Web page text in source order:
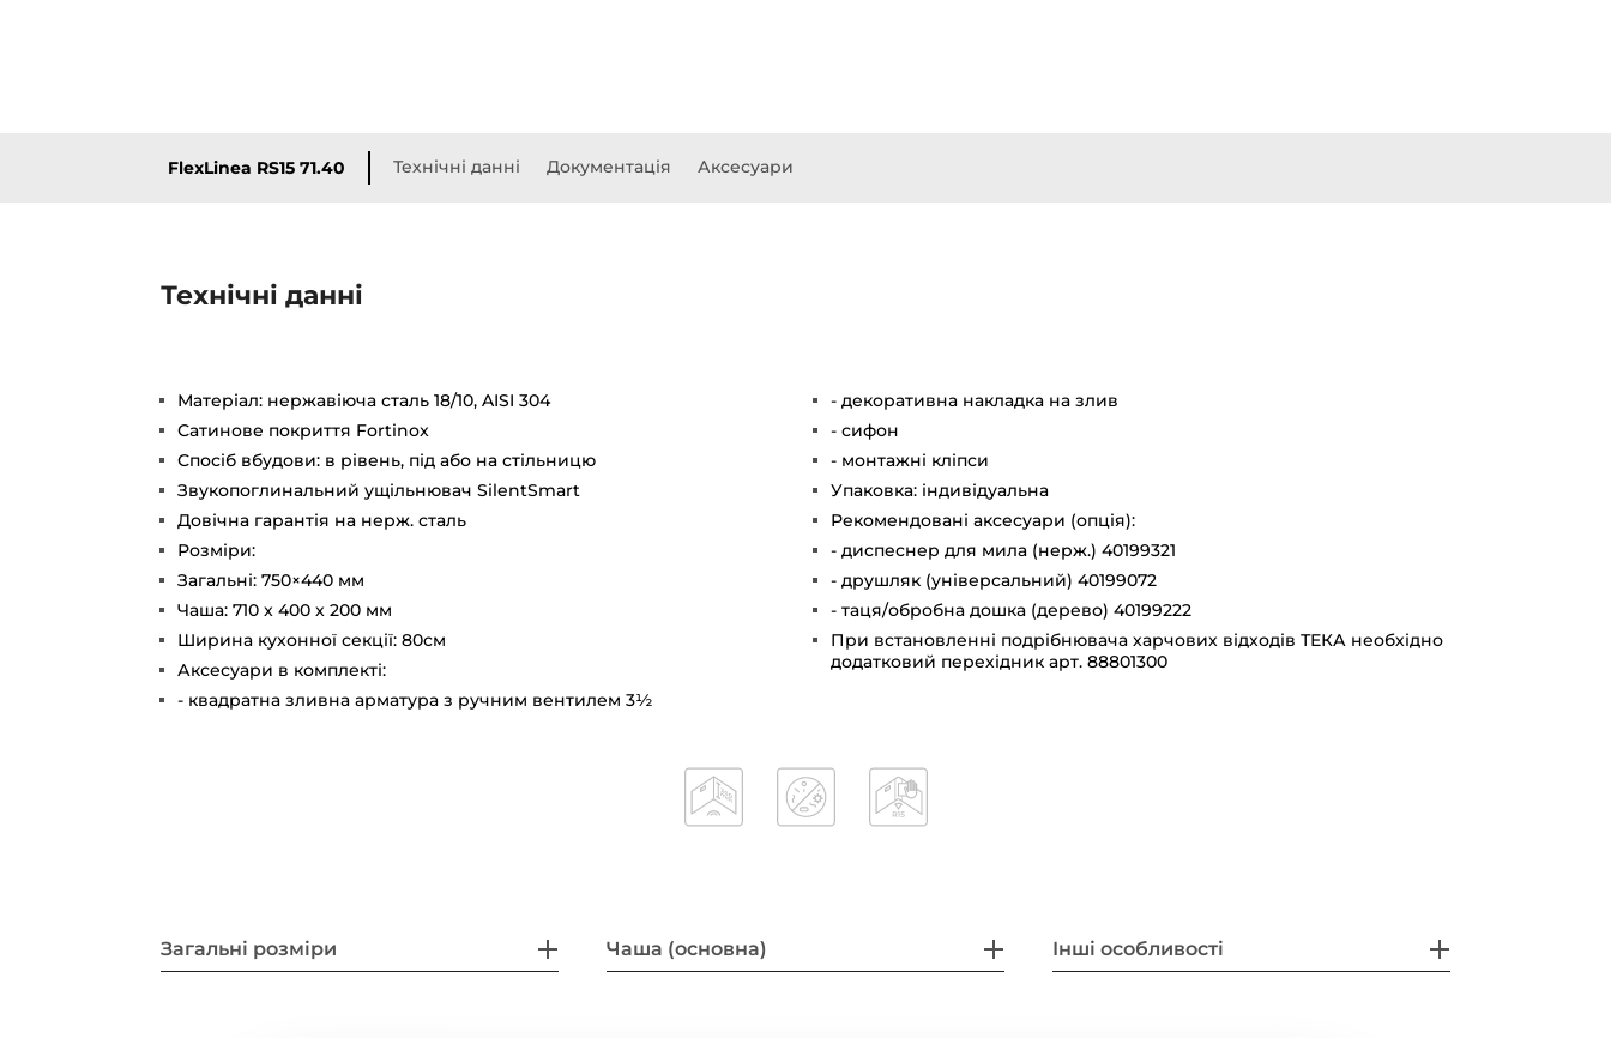
FlexLinea RS15 71.40 Технічні данні Документація Аксесуари
Технічні данні
Матеріал: нержавіюча сталь 18/10, AISI 304
Сатинове покриття Fortinox
Спосіб вбудови: в рівень, під або на стільницю
Звукопоглинальний ущільнювач SilentSmart
Довічна гарантія на нерж. сталь
Розміри:
Загальні: 750×440 мм
Чаша: 710 x 400 x 200 мм
Ширина кухонної секції: 80см
Аксесуари в комплекті:
- квадратна зливна арматура з ручним вентилем 3½
- декоративна накладка на злив
- сифон
- монтажні кліпси
Упаковка: індивідуальна
Рекомендовані аксесуари (опція):
- диспеснер для мила (нерж.) 40199321
- друшляк (універсальний) 40199072
- таця/обробна дошка (дерево) 40199222
При встановленні подрібнювача харчових відходів ТЕКА необхідно
додатковий перехідник арт. 88801300
Загальні розміри Чаша (основна) Інші особливості